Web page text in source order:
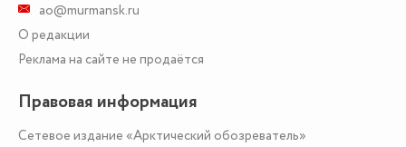
ao@murmansk.ru
О редакции
Реклама на сайте не продаётся
Правовая информация
Сетевое издание «Арктический обозреватель»